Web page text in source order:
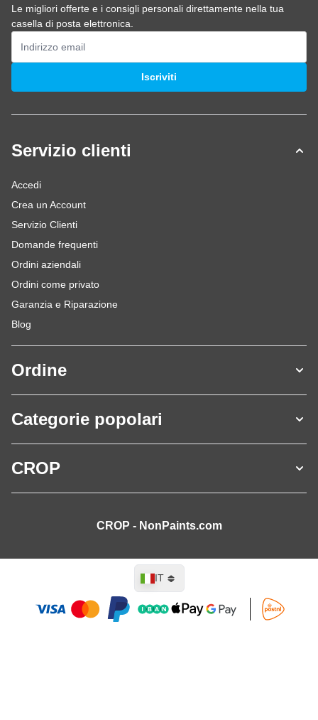
Le migliori offerte e i consigli personali direttamente nella tua
casella di posta elettronica.
Indirizzo email
Iscriviti
Servizio clienti
Accedi
Crea un Account
Servizio Clienti
Domande frequenti
Ordini aziendali
Ordini come privato
Garanzia e Riparazione
Blog
Ordine
Categorie popolari
CROP
CROP - NonPaints.com
Lingua
IT